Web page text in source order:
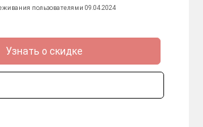
пользователями 09.04.2024
Узнать о скидке